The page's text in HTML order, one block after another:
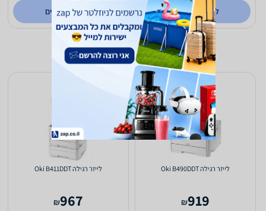
לפרטים נוספים לפרטים נוספים
‏לייזר ‏רגילה Oki B490DDT
919
₪
‏לייזר ‏רגילה Oki B411DDT
967
₪